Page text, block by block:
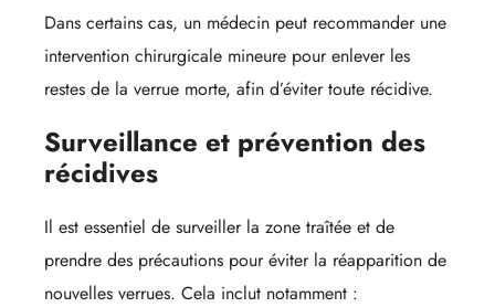
Dans certains cas, un médecin peut recommander une
intervention chirurgicale mineure pour enlever les
restes de la verrue morte, afin d’éviter toute récidive.
Surveillance et prévention des
récidives
Il est essentiel de surveiller la zone traîtée et de
prendre des précautions pour éviter la réapparition de
nouvelles verrues. Cela inclut notamment :